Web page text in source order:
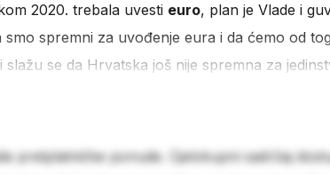
2020. trebala uvesti euro, plan je Vlade i
smo spremni za uvođenje eura i da ćemo od
slažu se da Hrvatska još nije spremna za
pretplatničke ponude. Cjelokupni sadržaj